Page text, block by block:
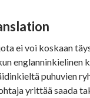
ei voi koskaan
englanninkielinen
puhuvien
yrittää saada